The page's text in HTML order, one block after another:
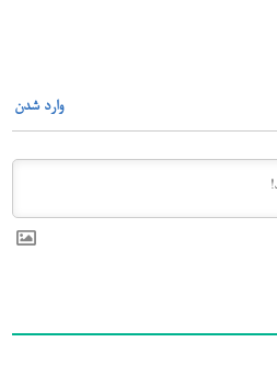
وارد شدن